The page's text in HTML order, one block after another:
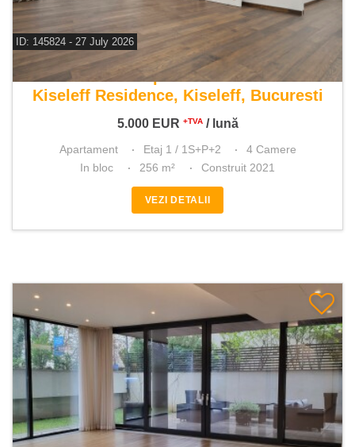
ID: 145824 - 27 July 2026
De inchiriat apartament 4 camere
Kiseleff Residence, Kiseleff, Bucuresti
5.000 EUR +TVA/ lună
Apartament Etaj 1 / 1S+P+2
4 Camere
In bloc
256 m² Construit 2021
VEZI DETALII